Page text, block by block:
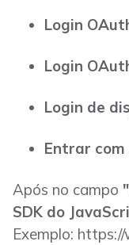
Login
Login
Login de
Entrar com
Após no campo
SDK do
Exemplo: